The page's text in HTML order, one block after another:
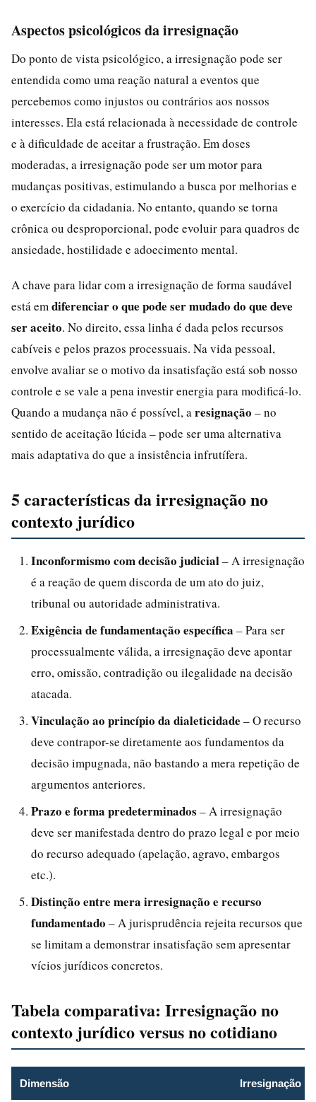
Aspectos psicológicos da irresignação
Do ponto de vista psicológico, a irresignação pode ser
entendida como uma reação natural a eventos que
percebemos como injustos ou contrários aos nossos
interesses. Ela está relacionada à necessidade de controle
e à dificuldade de aceitar a frustração. Em doses
moderadas, a irresignação pode ser um motor para
mudanças positivas, estimulando a busca por melhorias e
o exercício da cidadania. No entanto, quando se torna
crônica ou desproporcional, pode evoluir para quadros de
ansiedade, hostilidade e adoecimento mental.
A chave para lidar com a irresignação de forma saudável
está em diferenciar o que pode ser mudado do que deve
ser aceito. No direito, essa linha é dada pelos recursos
cabíveis e pelos prazos processuais. Na vida pessoal,
envolve avaliar se o motivo da insatisfação está sob nosso
controle e se vale a pena investir energia para modificá-lo.
Quando a mudança não é possível, a resignação – no
sentido de aceitação lúcida – pode ser uma alternativa
mais adaptativa do que a insistência infrutífera.
5 características da irresignação no
contexto jurídico
Inconformismo com decisão judicial– A irresignação
é a reação de quem discorda de um ato do juiz,
tribunal ou autoridade administrativa.
Exigência de fundamentação específica – Para ser
processualmente válida, a irresignação deve apontar
erro, omissão, contradição ou ilegalidade na decisão
atacada.
Vinculação ao princípio da dialeticidade – O recurso
deve contrapor-se diretamente aos fundamentos da
decisão impugnada, não bastando a mera repetição de
argumentos anteriores.
Prazo e forma predeterminados – A irresignação
deve ser manifestada dentro do prazo legal e por meio
do recurso adequado (apelação, agravo, embargos
etc.).
Distinção entre mera irresignação e recurso
fundamentado – A jurisprudência rejeita recursos que
se limitam a demonstrar insatisfação sem apresentar
vícios jurídicos concretos.
Tabela comparativa: Irresignação no
contexto jurídico versus no cotidiano
Dimensão Irresignação